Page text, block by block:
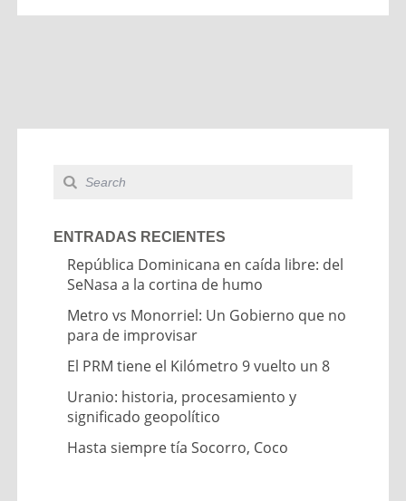
ENTRADAS RECIENTES
República Dominicana en caída libre: del
SeNasa a la cortina de humo
Metro vs Monorriel: Un Gobierno que no
para de improvisar
El PRM tiene el Kilómetro 9 vuelto un 8
Uranio: historia, procesamiento y
significado geopolítico
Hasta siempre tía Socorro, Coco